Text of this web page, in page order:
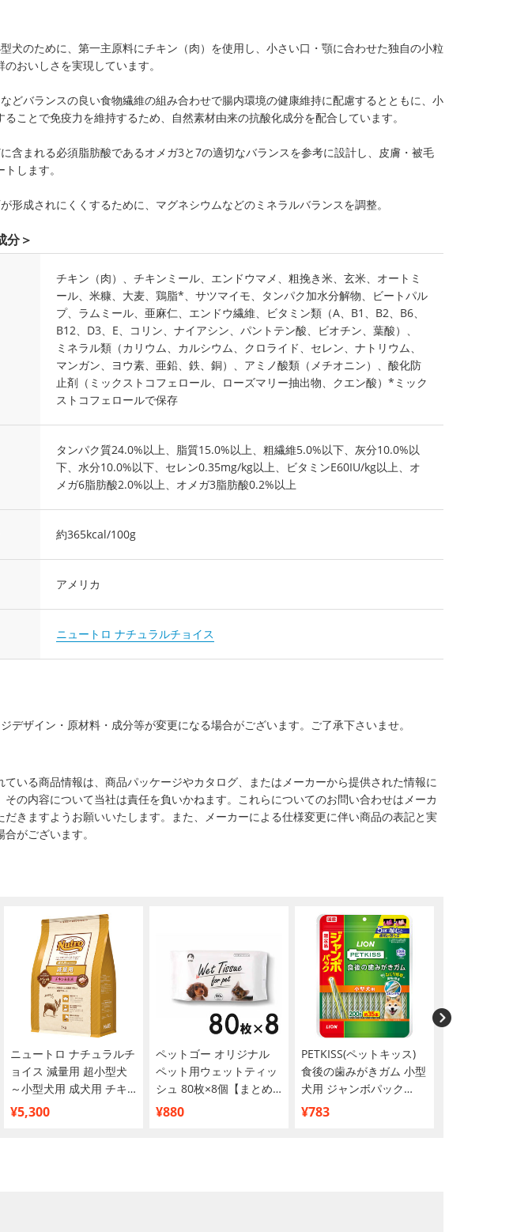
犬のために、第一主原料にチキン（肉）を使用し、小さい口・顎に合わせた独自の小粒
おいしさを実現しています。
どバランスの良い食物繊維の組み合わせで腸内環境の健康維持に配慮するとともに、小
ことで免疫力を維持するため、自然素材由来の抗酸化成分を配合しています。
含まれる必須脂肪酸であるオメガ3と7の適切なバランスを参考に設計し、皮膚・被毛
します。
形成されにくくするために、マグネシウムなどのミネラルバランスを調整。
分＞
チキン（肉）、チキンミール、エンドウマメ、粗挽き米、玄米、オートミ
ール、米糠、大麦、鶏脂*、サツマイモ、タンパク加水分解物、ビートパル
プ、ラムミール、亜麻仁、エンドウ繊維、ビタミン類（A、B1、B2、B6、
B12、D3、E、コリン、ナイアシン、パントテン酸、ビオチン、葉酸）、
ミネラル類（カリウム、カルシウム、クロライド、セレン、ナトリウム、
マンガン、ヨウ素、亜鉛、鉄、銅）、アミノ酸類（メチオニン）、酸化防
止剤（ミックストコフェロール、ローズマリー抽出物、クエン酸）*ミック
ストコフェロールで保存
タンパク質24.0%以上、脂質15.0%以上、粗繊維5.0%以下、灰分10.0%以
下、水分10.0%以下、セレン0.35mg/kg以上、ビタミンE60IU/kg以上、オ
メガ6脂肪酸2.0%以上、オメガ3脂肪酸0.2%以上
約365kcal/100g
アメリカ
ニュートロ ナチュラルチョイス
デザイン・原材料・成分等が変更になる場合がございます。ご了承下さいませ。
ている商品情報は、商品パッケージやカタログ、またはメーカーから提供された情報に
その内容について当社は責任を負いかねます。これらについてのお問い合わせはメーカ
だきますようお願いいたします。また、メーカーによる仕様変更に伴い商品の表記と実
がございます。
ニュートロ ナチュラルチ
ョイス 減量用 超小型犬
～小型犬用 成犬用 チキ
ン&玄米 3kg
¥5,300
ペットゴー オリジナル
ペット用ウェットティッ
シュ 80枚×8個【まとめ
買い】
¥880
PETKISS(ペットキッス)
食後の歯みがきガム 小型
犬用 ジャンボパック
200g【限定品】
¥783